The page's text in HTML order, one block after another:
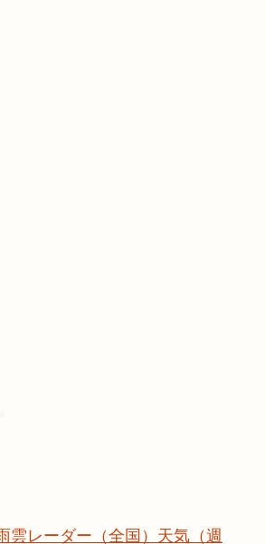
雲レーダー（全国） 天気（週